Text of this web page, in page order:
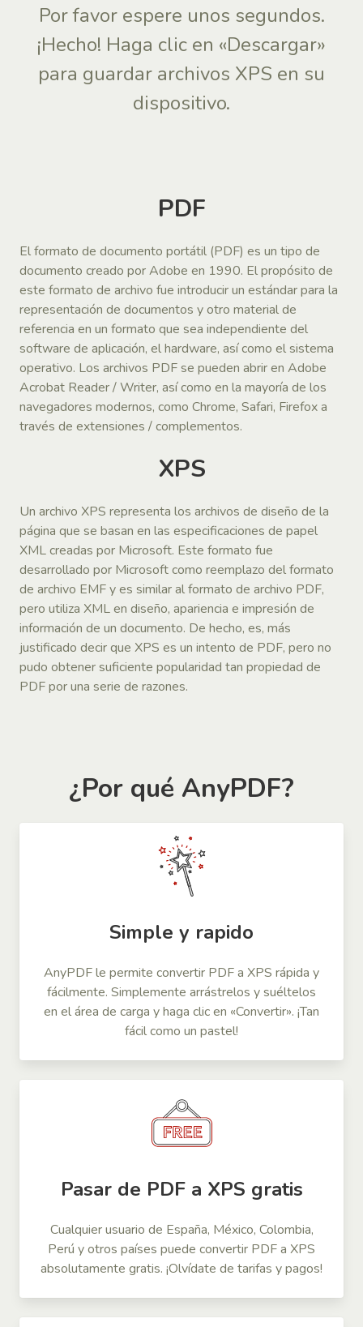
Por favor espere unos segundos.
¡Hecho! Haga clic en «Descargar»
para guardar archivos XPS en su
dispositivo.
PDF
El formato de documento portátil (PDF) es un tipo de
documento creado por Adobe en 1990. El propósito de
este formato de archivo fue introducir un estándar para la
representación de documentos y otro material de
referencia en un formato que sea independiente del
software de aplicación, el hardware, así como el sistema
operativo. Los archivos PDF se pueden abrir en Adobe
Acrobat Reader / Writer, así como en la mayoría de los
navegadores modernos, como Chrome, Safari, Firefox a
través de extensiones / complementos.
XPS
Un archivo XPS representa los archivos de diseño de la
página que se basan en las especificaciones de papel
XML creadas por Microsoft. Este formato fue
desarrollado por Microsoft como reemplazo del formato
de archivo EMF y es similar al formato de archivo PDF,
pero utiliza XML en diseño, apariencia e impresión de
información de un documento. De hecho, es, más
justificado decir que XPS es un intento de PDF, pero no
pudo obtener suficiente popularidad tan propiedad de
PDF por una serie de razones.
¿Por qué AnyPDF?
Simple y rapido
AnyPDF le permite convertir PDF a XPS rápida y
fácilmente. Simplemente arrástrelos y suéltelos
en el área de carga y haga clic en «Convertir». ¡Tan
fácil como un pastel!
Pasar de PDF a XPS gratis
Cualquier usuario de España, México, Colombia,
Perú y otros países puede convertir PDF a XPS
absolutamente gratis. ¡Olvídate de tarifas y pagos!